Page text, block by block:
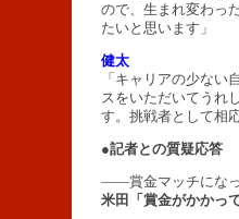
ので、生まれ変わっ
たいと思います」
健太
「キャリアの少ない
スをいただいてうれ
す。挑戦者として相
●記者との質疑応答
――賞金マッチにな
米田「賞金がかかっ